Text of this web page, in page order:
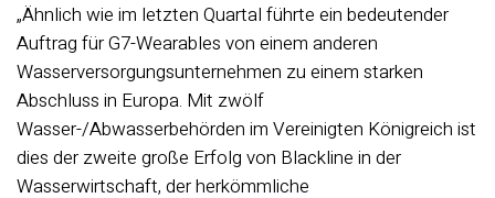
„Ähnlich wie im letzten Quartal führte ein bedeutender
Auftrag für G7-Wearables von einem anderen
Wasserversorgungsunternehmen zu einem starken
Abschluss in Europa. Mit zwölf
Wasser-/Abwasserbehörden im Vereinigten Königreich ist
dies der zweite große Erfolg von Blackline in der
Wasserwirtschaft, der herkömmliche